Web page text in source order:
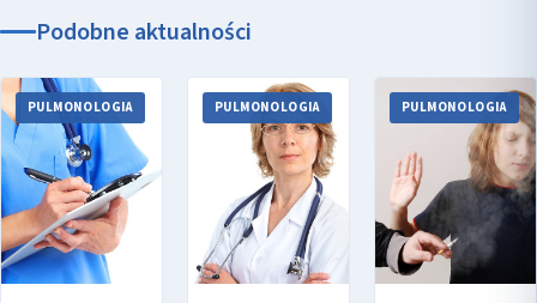
Podobne aktualności
PULMONOLOGIA PULMONOLOGIA PULMONOLOGIA